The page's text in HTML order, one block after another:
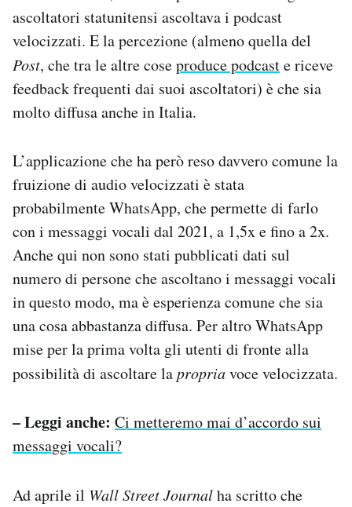
ascoltatori statunitensi ascoltava i podcast
velocizzati. E la percezione (almeno quella del
Post, che tra le altre coseproduce podcaste riceve
feedback frequenti dai suoi ascoltatori) è che sia
molto diffusa anche in Italia.
L’applicazione che ha però reso davvero comune la
fruizione di audio velocizzati è stata
probabilmente WhatsApp, che permette di farlo
con i messaggi vocali dal 2021, a 1,5x e fino a 2x.
Anche qui non sono stati pubblicati dati sul
numero di persone che ascoltano i messaggi vocali
in questo modo, ma è esperienza comune che sia
una cosa abbastanza diffusa. Per altro WhatsApp
mise per la prima volta gli utenti di fronte alla
possibilità di ascoltare lapropriavoce velocizzata.
– Leggi anche: Ci metteremo mai d’accordo sui
messaggi vocali?
Ad aprile il Wall Street Journalha scritto che